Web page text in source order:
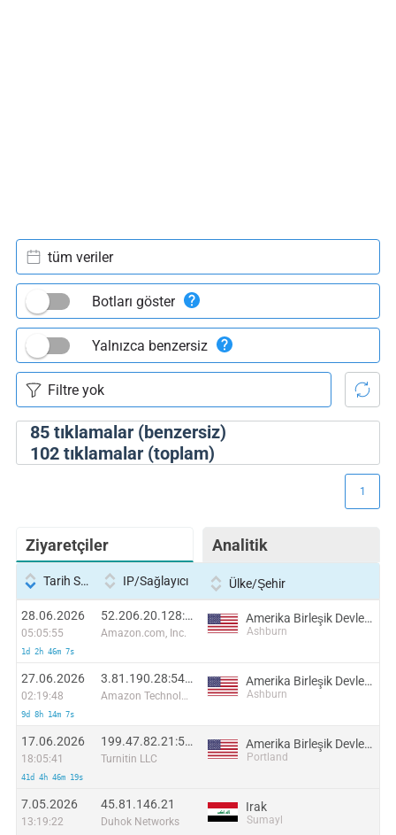
85tıklamalar (benzersiz)
102tıklamalar (toplam)
tüm veriler
Botları göster
Yalnızca benzersiz
Ziyaretçiler Analitik
1
Tarih Saati IP/Sağlayıcı Ülke/Şehir
28.06.2026
05:05:55
1d 2h 46m 7s
52.206.20.128:56035
Amazon.com, Inc.
Amerika Birleşik Devletleri
Ashburn
27.06.2026
02:19:48
9d 8h 14m 7s
3.81.190.28:54934
Amazon Technologies Inc.
Amerika Birleşik Devletleri
Ashburn
17.06.2026
18:05:41
41d 4h 46m 19s
199.47.82.21:55858
Turnitin LLC
Amerika Birleşik Devletleri
Portland
7.05.2026
13:19:22
45.81.146.21
Duhok Networks
Irak
Sumayl